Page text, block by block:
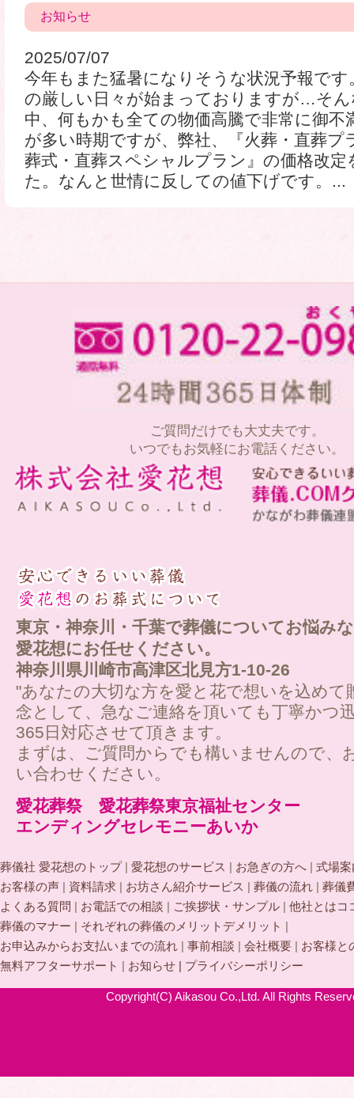
お知らせ
2025/07/07
今年もまた猛暑になりそうな状況予報です
の厳しい日々が始まっておりますが…そん
中、何もかも全ての物価高騰で非常に御不
が多い時期ですが、弊社、『火葬・直葬プ
葬式・直葬スペシャルプラン』の価格改定
た。なんと世情に反しての値下げです。...
ご質問だけでも大丈夫です。
いつでもお気軽にお電話ください。
東京・神奈川・千葉で葬儀についてお悩み
愛花想にお任せください。
神奈川県川崎市高津区北見方1-10-26
"あなたの大切な方を愛と花で想いを込めて
念として、急なご連絡を頂いても丁寧かつ
365日対応させて頂きます。
まずは、ご質問からでも構いませんので、
い合わせください。
愛花葬祭 愛花葬祭東京福祉センター
エンディングセレモニーあいか
葬儀社 愛花想のトップ| 愛花想のサービス | お急ぎの方へ | 式場
お客様の声 | 資料請求 | お坊さん紹介サービス | 葬儀の流れ | 葬儀
よくある質問 | お電話での相談 | ご挨拶状・サンプル | 他社とはコ
葬儀のマナー | それぞれの葬儀のメリットデメリット |
お申込みからお支払いまでの流れ | 事前相談 | 会社概要 | お客様と
無料アフターサポート | お知らせ | プライバシーポリシー
Copyright(C) Aikasou Co.,Ltd. All Rights